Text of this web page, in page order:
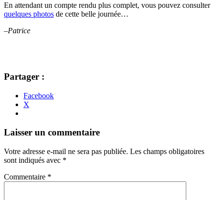
En attendant un compte rendu plus complet, vous pouvez consulter
quelques photos de cette belle journée…
–Patrice
Partager :
Facebook
X
Navigation
articles
←
→
Laisser un commentaire
Votre adresse e-mail ne sera pas publiée. Les champs obligatoires
sont indiqués avec *
Commentaire *